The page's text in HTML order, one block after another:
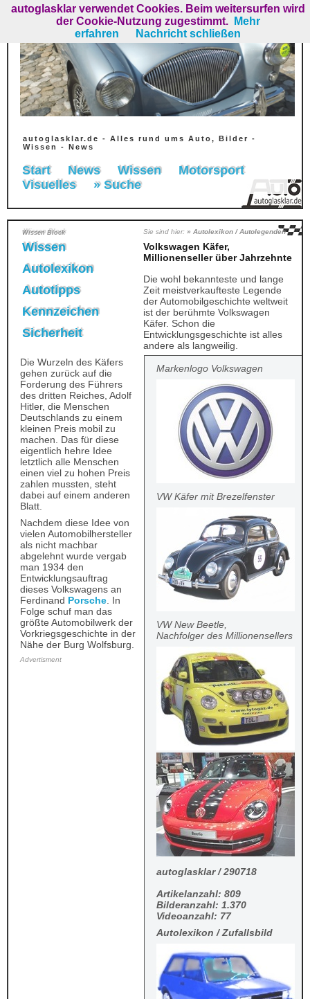
autoglasklar.de - Alles rund ums Auto, Bilder -
Wissen - News
Start News Wissen
Motorsport
Visuelles
» Suche
Wissen Block
Wissen
Autolexikon
Autotipps
Kennzeichen
Sicherheit
Sie sind hier: » Autolexikon / Autolegenden
Volkswagen Käfer,
Millionenseller über Jahrzehnte
Markenlogo Volkswagen
VW Käfer mit Brezelfenster
VW New Beetle,
Nachfolger des Millionensellers
autoglasklar / 290718
Artikelanzahl: 809
Bilderanzahl: 1.370
Videoanzahl: 77
Autolexikon / Zufallsbild
Die wohl bekannteste und lange
Zeit meistverkaufteste Legende
der Automobilgeschichte weltweit
ist der berühmte Volkswagen
Käfer. Schon die
Entwicklungsgeschichte ist alles
andere als langweilig.
Die Wurzeln des Käfers
gehen zurück auf die
Forderung des Führers
des dritten Reiches, Adolf
Hitler, die Menschen
Deutschlands zu einem
kleinen Preis mobil zu
machen. Das für diese
eigentlich hehre Idee
letztlich alle Menschen
einen viel zu hohen Preis
zahlen mussten, steht
dabei auf einem anderen
Blatt.
Nachdem diese Idee von
vielen Automobilhersteller
als nicht machbar
abgelehnt wurde vergab
man 1934 den
Entwicklungsauftrag
dieses Volkswagens an
Ferdinand Porsche. In
Folge schuf man das
größte Automobilwerk der
Vorkriegsgeschichte in der
Nähe der Burg Wolfsburg.
Advertisment
autoglasklar verwendet Cookies. Beim weitersurfen wird
der Cookie-Nutzung zugestimmt.
Mehr
erfahren
Nachricht schließen